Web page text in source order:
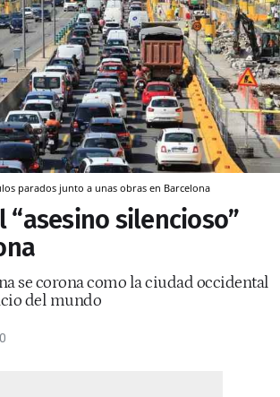
parados junto a unas obras en Barcelona
“asesino silencioso”
se corona como la ciudad occidental
del mundo